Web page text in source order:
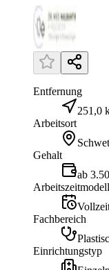
Entfernung
251,0
Arbeitsort
Gehalt
ab
Arbeitszeitmodell
Fachbereich
Einrichtungstyp